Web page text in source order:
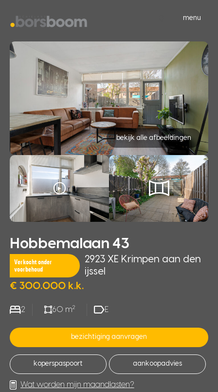
menu
bekijk alle afbeeldingen
Hobbemalaan 43
Verkocht onder
voorbehoud
2923 XE Krimpen aan den
ijssel
€ 300.000 k.k.
2 60 m2 E
bezichtiging aanvragen
koperspaspoort aankoopadvies
Wat worden mijn maandlasten?